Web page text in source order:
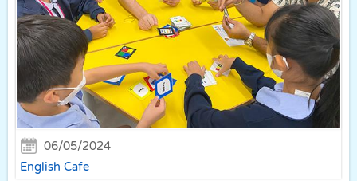
06/05/2024
English Cafe